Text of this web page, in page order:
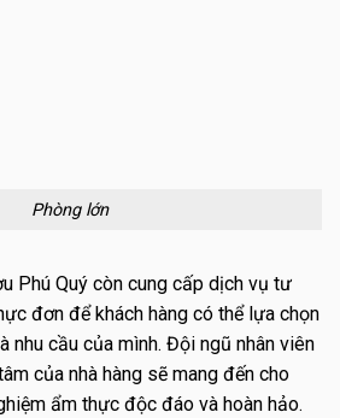
Phòng lớn
Phú Quý còn cung cấp dịch vụ tư
đơn để khách hàng có thể lựa chọn
nhu cầu của mình. Đội ngũ nhân viên
của nhà hàng sẽ mang đến cho
ẩm thực độc đáo và hoàn hảo.